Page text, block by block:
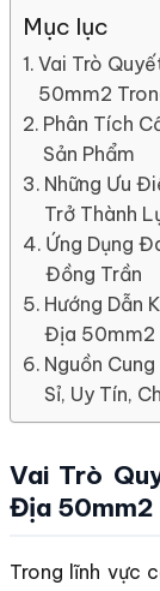
Mục lục
Vai Trò
50mm2
Phân Tích
Sản Phẩm
Những Ưu
Trở Thành
Ứng Dụng
Đồng Trần
Hướng Dẫn
Địa 50mm2
Nguồn
Sỉ, Uy Tín,
Vai Trò
Địa 50mm2
Trong lĩnh vực